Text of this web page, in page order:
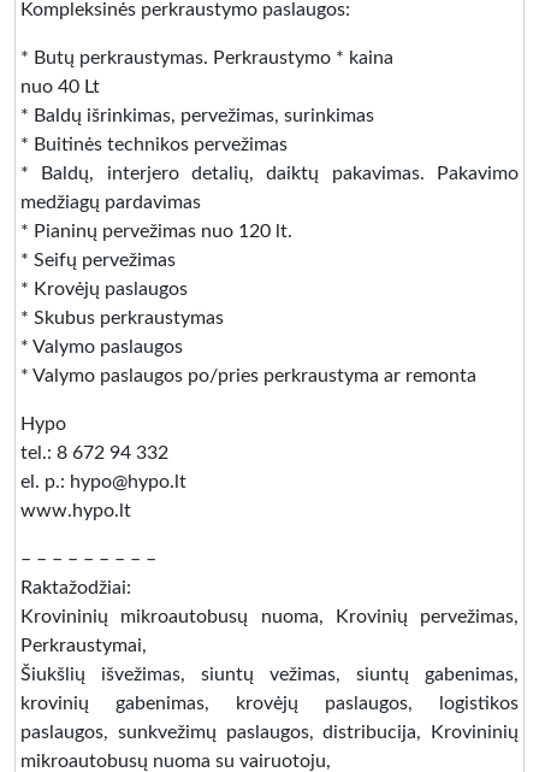
Kompleksinės perkraustymo paslaugos:
* Butų perkraustymas. Perkraustymo * kaina
nuo 40 Lt
* Baldų išrinkimas, pervežimas, surinkimas
* Buitinės technikos pervežimas
* Baldų, interjero detalių, daiktų pakavimas. Pakavimo
medžiagų pardavimas
* Pianinų pervežimas nuo 120 lt.
* Seifų pervežimas
* Krovėjų paslaugos
* Skubus perkraustymas
* Valymo paslaugos
* Valymo paslaugos po/pries perkraustyma ar remonta
Hypo
tel.: 8 672 94 332
el. p.: hypo@hypo.lt
www.hypo.lt
– – – – – – – – –
Raktažodžiai:
Krovininių mikroautobusų nuoma, Krovinių pervežimas,
Perkraustymai,
Šiukšlių išvežimas, siuntų vežimas, siuntų gabenimas,
krovinių gabenimas, krovėjų paslaugos, logistikos
paslaugos, sunkvežimų paslaugos, distribucija, Krovininių
mikroautobusų nuoma su vairuotoju,